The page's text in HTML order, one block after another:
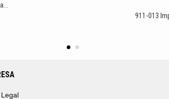
YKG-01 Impresora matricial para balanzas KERN